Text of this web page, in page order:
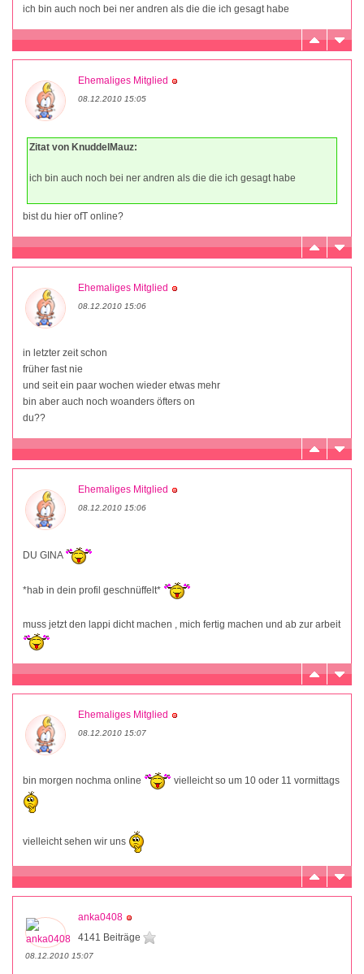
ich bin auch noch bei ner andren als die die ich gesagt habe
Ehemaliges Mitglied
08.12.2010 15:05
Zitat von KnuddelMauz:
ich bin auch noch bei ner andren als die die ich gesagt habe
bist du hier ofT online?
Ehemaliges Mitglied
08.12.2010 15:06
in letzter zeit schon
früher fast nie
und seit ein paar wochen wieder etwas mehr
bin aber auch noch woanders öfters on
du??
Ehemaliges Mitglied
08.12.2010 15:06
DU GINA
*hab in dein profil geschnüffelt*
muss jetzt den lappi dicht machen , mich fertig machen und ab zur arbeit
Ehemaliges Mitglied
08.12.2010 15:07
bin morgen nochma online vielleicht so um 10 oder 11 vormittags
vielleicht sehen wir uns
anka0408
4141 Beiträge
08.12.2010 15:07